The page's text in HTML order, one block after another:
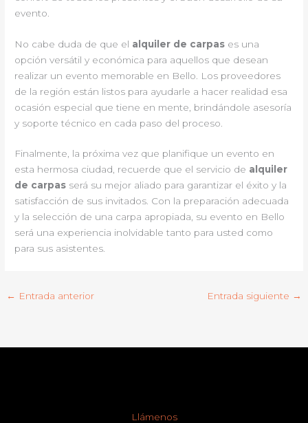
evento.
No cabe duda de que el alquiler de carpas es una
opción versátil y económica para aquellos que desean
realizar un evento memorable en Bello. Los proveedores
de la región están listos para ayudarle a hacer realidad esa
ocasión especial que tiene en mente, brindándole asesoría
y soporte técnico en cada paso del proceso.
Finalmente, la próxima vez que planifique un evento en
esta hermosa ciudad, recuerde que el servicio de alquiler
de carpas será su mejor aliado para garantizar el éxito y la
satisfacción de sus invitados. Con la preparación adecuada
y la selección de una carpa apropiada, su evento en Bello
será una experiencia inolvidable tanto para usted como
para sus asistentes.
← Entrada anterior Entrada siguiente →
Llámenos